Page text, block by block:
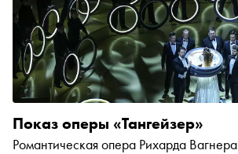
Показ оперы «Тангейзер»
Романтическая опера Рихарда Вагнера